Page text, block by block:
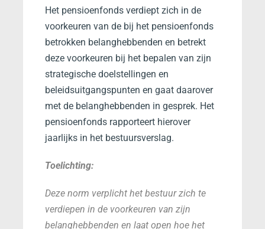
Het pensioenfonds verdiept zich in de
voorkeuren van de bij het pensioenfonds
betrokken belanghebbenden en betrekt
deze voorkeuren bij het bepalen van zijn
strategische doelstellingen en
beleidsuitgangspunten en gaat daarover
met de belanghebbenden in gesprek. Het
pensioenfonds rapporteert hierover
jaarlijks in het bestuursverslag.
Toelichting:
Deze norm verplicht het bestuur zich te
verdiepen in de voorkeuren van zijn
belanghebbenden en laat open hoe het